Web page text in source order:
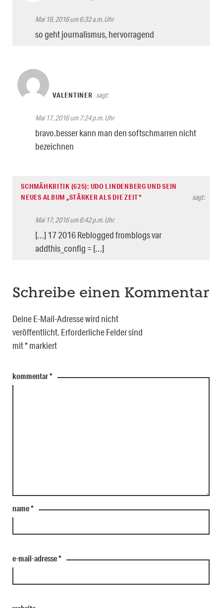
Mai 18, 2016 um 6:32 a.m. Uhr
so geht journalismus, hervorragend
VALENTINER sagt:
Mai 17, 2016 um 7:24 p.m. Uhr
bravo.besser kann man den softschmarren nicht
bezeichnen
SCHMÄHKRITIK (625): UDO LINDENBERG UND SEIN
NEUES ALBUM „STÄRKER ALS DIE ZEIT“
sagt:
Mai 17, 2016 um 6:42 p.m. Uhr
[…] 17 2016 Reblogged fromblogs var
addthis_config = […]
Schreibe einen Kommentar
Deine E-Mail-Adresse wird nicht
veröffentlicht. Erforderliche Felder sind
mit*markiert
kommentar*
name*
e-mail-adresse*